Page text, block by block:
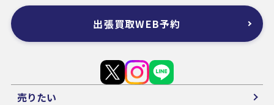
出張買取WEB予約
売りたい